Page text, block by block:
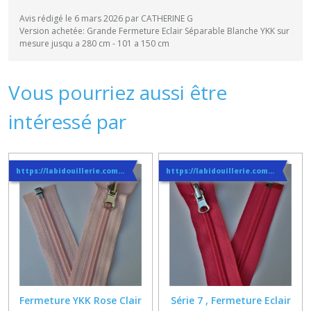
Avis rédigé le 6 mars 2026 par CATHERINE G
Version achetée: Grande Fermeture Eclair Séparable Blanche YKK sur
mesure jusqu a 280 cm - 101 a 150 cm
Vous pourriez aussi être
intéressé par
https://labidouillerie.com/page/356991-INFO-SUR-LES-LIVRAISONS.html
Fermeture YKK Rose Clair
https://labidouillerie.com/page/356991-INFO-SUR-LES-LIVRAISONS.html
Série 7 , Fermeture Eclair